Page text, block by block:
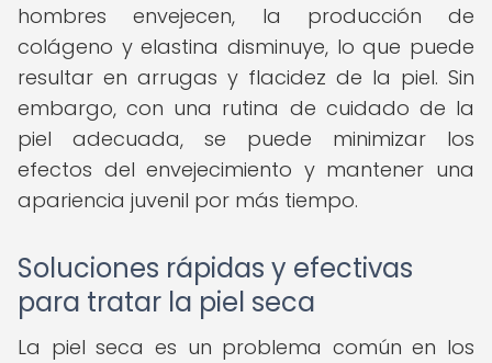
hombres envejecen, la producción de
colágeno y elastina disminuye, lo que puede
resultar en arrugas y flacidez de la piel. Sin
embargo, con una rutina de cuidado de la
piel adecuada, se puede minimizar los
efectos del envejecimiento y mantener una
apariencia juvenil por más tiempo.
Soluciones rápidas y efectivas
para tratar la piel seca
La piel seca es un problema común en los